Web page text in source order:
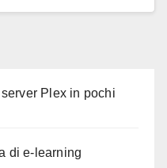
Plex in pochi
di e-learning